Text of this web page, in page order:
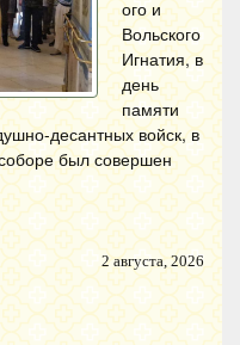
ого и
Вольского
Игнатия, в
день
памяти
десантных войск, в
был совершен
2 августа, 2026